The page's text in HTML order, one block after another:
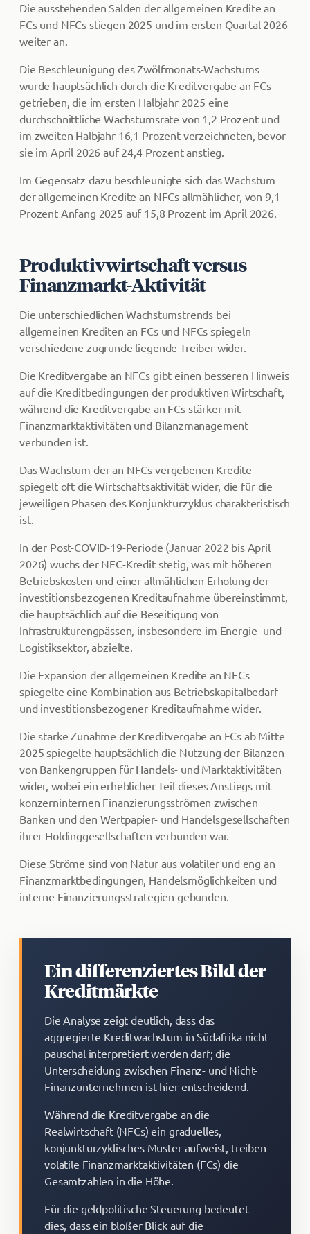
Die ausstehenden Salden der allgemeinen Kredite an
FCs und NFCs stiegen 2025 und im ersten Quartal 2026
weiter an.
Die Beschleunigung des Zwölfmonats-Wachstums
wurde hauptsächlich durch die Kreditvergabe an FCs
getrieben, die im ersten Halbjahr 2025 eine
durchschnittliche Wachstumsrate von 1,2 Prozent und
im zweiten Halbjahr 16,1 Prozent verzeichneten, bevor
sie im April 2026 auf 24,4 Prozent anstieg.
Im Gegensatz dazu beschleunigte sich das Wachstum
der allgemeinen Kredite an NFCs allmählicher, von 9,1
Prozent Anfang 2025 auf 15,8 Prozent im April 2026.
Pro­duk­tiv­wirt­schaft versus
Finanzmarkt-Aktivität
Die unterschiedlichen Wachstumstrends bei
allgemeinen Krediten an FCs und NFCs spiegeln
verschiedene zugrunde liegende Treiber wider.
Die Kreditvergabe an NFCs gibt einen besseren Hinweis
auf die Kreditbedingungen der produktiven Wirtschaft,
während die Kreditvergabe an FCs stärker mit
Finanzmarktaktivitäten und Bilanzmanagement
verbunden ist.
Das Wachstum der an NFCs vergebenen Kredite
spiegelt oft die Wirtschaftsaktivität wider, die für die
jeweiligen Phasen des Konjunkturzyklus charakteristisch
ist.
In der Post-COVID-19-Periode (Januar 2022 bis April
2026) wuchs der NFC-Kredit stetig, was mit höheren
Betriebskosten und einer allmählichen Erholung der
investitionsbezogenen Kreditaufnahme übereinstimmt,
die hauptsächlich auf die Beseitigung von
Infrastrukturengpässen, insbesondere im Energie- und
Logistiksektor, abzielte.
Die Expansion der allgemeinen Kredite an NFCs
spiegelte eine Kombination aus Betriebskapitalbedarf
und investitionsbezogener Kreditaufnahme wider.
Die starke Zunahme der Kreditvergabe an FCs ab Mitte
2025 spiegelte hauptsächlich die Nutzung der Bilanzen
von Bankengruppen für Handels- und Marktaktivitäten
wider, wobei ein erheblicher Teil dieses Anstiegs mit
konzerninternen Finanzierungsströmen zwischen
Banken und den Wertpapier- und Handelsgesellschaften
ihrer Holdinggesellschaften verbunden war.
Diese Ströme sind von Natur aus volatiler und eng an
Finanzmarktbedingungen, Handelsmöglichkeiten und
interne Finanzierungsstrategien gebunden.
Ein differenziertes Bild der
Kreditmärkte
Die Analyse zeigt deutlich, dass das
aggregierte Kreditwachstum in Südafrika nicht
pauschal interpretiert werden darf; die
Unterscheidung zwischen Finanz- und Nicht-
Finanzunternehmen ist hier entscheidend.
Während die Kreditvergabe an die
Realwirtschaft (NFCs) ein graduelles,
konjunkturzyklisches Muster aufweist, treiben
volatile Finanzmarktaktivitäten (FCs) die
Gesamtzahlen in die Höhe.
Für die geldpolitische Steuerung bedeutet
dies, dass ein bloßer Blick auf die